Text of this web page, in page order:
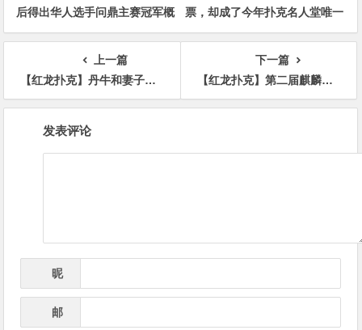
后得出华人选手问鼎主赛冠军概
率仅3%
票，却成了今年扑克名人堂唯一
的入选者
上一篇
【红龙扑克】丹牛和妻子Amanda将推出非扑克类播客 Phil Hellmuth解释他为什么不参加Triton
下一篇
【红龙扑克】第二届麒麟杯丨主赛事319人次参赛丨共79人晋级复赛 林先生398500记分牌领跑C组 Kitty 171500记分牌领跑C+组
发表评论
昵
邮